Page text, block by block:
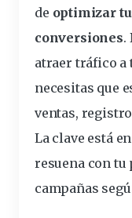
de optimizar
conversiones.
atraer tráfico a
necesitas que
ventas,
La clave está
resuena con tu
campañas